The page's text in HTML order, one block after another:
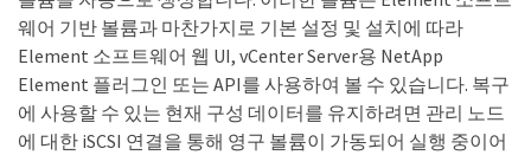
웨어 기반 볼륨과 마찬가지로 기본 설정 및 설치에 따라
Element 소프트웨어 웹 UI, vCenter Server용 NetApp
Element 플러그인 또는 API를 사용하여 볼 수 있습니다. 복구
에 사용할 수 있는 현재 구성 데이터를 유지하려면 관리 노드
에 대한 iSCSI 연결을 통해 영구 볼륨이 가동되어 실행 중이어